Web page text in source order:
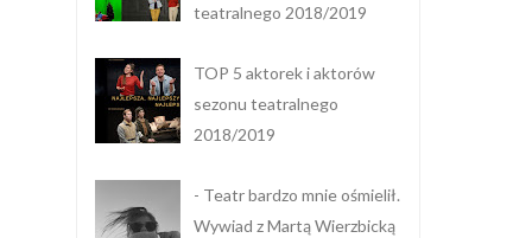
teatralnego 2018/2019
TOP 5 aktorek i aktorów
sezonu teatralnego
2018/2019
- Teatr bardzo mnie ośmielił.
Wywiad z Martą Wierzbicką